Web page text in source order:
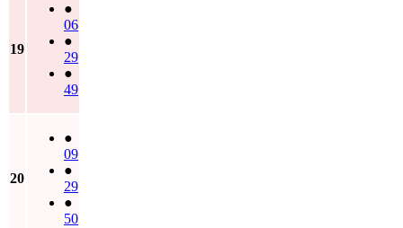
19
●
06
●
29
●
49
20
●
09
●
29
●
50